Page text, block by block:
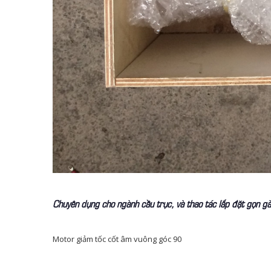
Chuyên dụng cho ngành cầu trục, và thao tác lắp đặt gọn
Motor giảm tốc cốt âm vuông góc 90